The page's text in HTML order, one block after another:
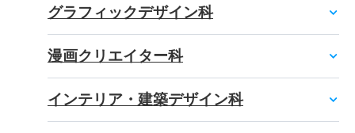
グラフィックデザイン科
漫画クリエイター科
インテリア・建築デザイン科